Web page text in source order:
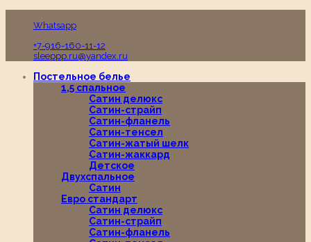
Whatsapp
+7-916-160-11-12
sleeppp.ru@yandex.ru
Постельное белье
1,5 спальное
Сатин делюкс
Сатин-страйп
Сатин-фланель
Сатин-тенсел
Сатин-жатый шелк
Сатин-жаккард
Детское
Двухспальное
Сатин
Евро стандарт
Сатин делюкс
Сатин-страйп
Сатин-фланель